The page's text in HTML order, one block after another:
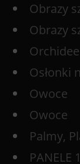
Obrazy
Obrazy
Orchidee
Osłonki
Owoce
Owoce
Palmy,
PANELE